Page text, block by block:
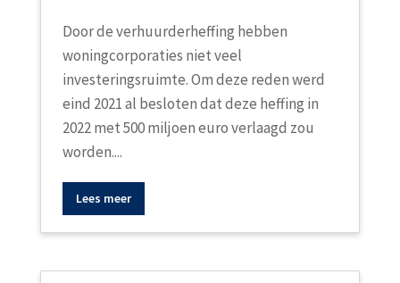
Door de verhuurderheffing hebben
woningcorporaties niet veel
investeringsruimte. Om deze reden werd
eind 2021 al besloten dat deze heffing in
2022 met 500 miljoen euro verlaagd zou
worden....
Lees meer